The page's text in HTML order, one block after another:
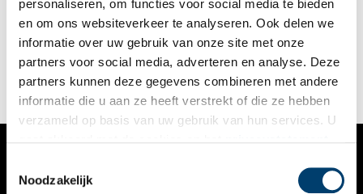
personaliseren, om functies voor social media te bieden
en om ons websiteverkeer te analyseren. Ook delen we
informatie over uw gebruik van onze site met onze
partners voor social media, adverteren en analyse. Deze
partners kunnen deze gegevens combineren met andere
informatie die u aan ze heeft verstrekt of die ze hebben
verzameld op basis van uw gebruik van hun services. U
Noodzakelijk
zijn groepsportretten en dan vooral van mannen. Er waren
voldoende modellen beschikbaar, die voor een kopje koffie en
een borreltje graag bereid waren om te poseren. Hering gold
als specialist, want veel van zijn afgebeelde Volendammer
mannen zijn goed herkenbaar. De portretten zijn zo levendig,
dat je zo een praatje zou beginnen!
VERHALEN